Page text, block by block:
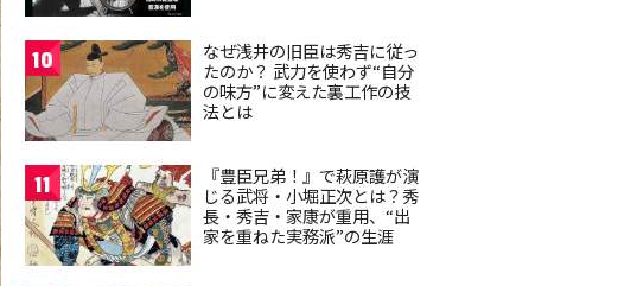
10
なぜ浅井の旧臣は秀吉に従っ
たのか？ 武力を使わず“自分
の味方”に変えた裏工作の技
法とは
11
『豊臣兄弟！』で萩原護が演
じる武将・小堀正次とは？秀
長・秀吉・家康が重用、“出
家を重ねた実務派”の生涯